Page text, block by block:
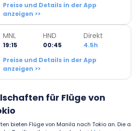
Preise und Details in der App
anzeigen >>
MNL
19:15
HND
00:45
Direkt
4.5h
Preise und Details in der App
anzeigen >>
für Flüge von
bieten Flüge von Manila nach Tokio an. Die a